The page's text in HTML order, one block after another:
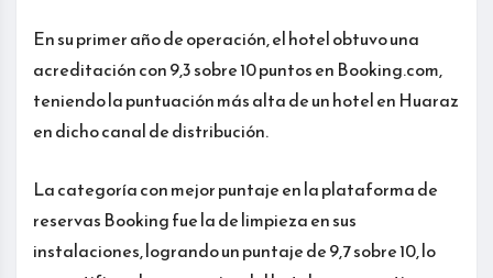
En su primer año de operación, el hotel obtuvo una
acreditación con 9,3 sobre 10 puntos en Booking.com,
teniendo la puntuación más alta de un hotel en Huaraz
en dicho canal de distribución.
La categoría con mejor puntaje en la plataforma de
reservas Booking fue la de limpieza en sus
instalaciones, logrando un puntaje de 9,7 sobre 10, lo